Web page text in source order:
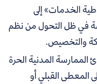
الخدمات» إلى
في ظل التحول من نظم
والتخصيص.
المدنية الحرة
المعطى القبلي أو